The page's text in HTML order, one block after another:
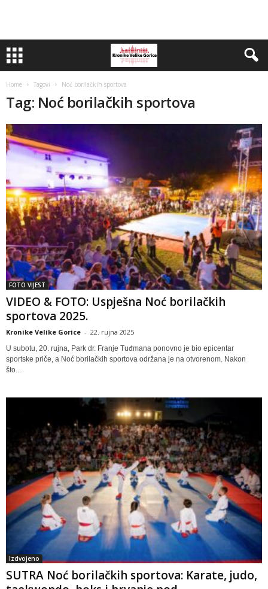
Home Tagovi Noć borilačkih sportova
Tag: Noć borilačkih sportova
FOTO VIJEST
VIDEO & FOTO: Uspješna Noć borilačkih
sportova 2025.
Kronike Velike Gorice - 22. rujna 2025
U subotu, 20. rujna, Park dr. Franje Tuđmana ponovno je bio epicentar
sportske priče, a Noć borilačkih sportova održana je na otvorenom. Nakon
što...
Izdvojeno
SUTRA Noć borilačkih sportova: Karate, judo,